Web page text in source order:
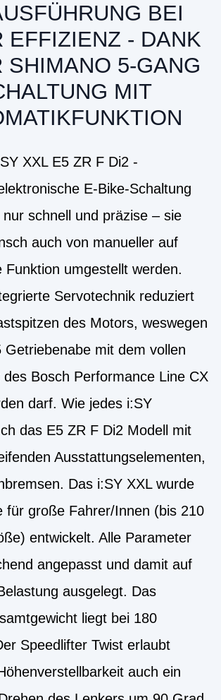
BEI
EFFIZIENZ - DANK
SHIMANO 5-GANG
MIT
XXL E5 ZR F Di2 -
E-Bike-Schaltung
schnell und präzise – sie
auch von manueller auf
Funktion umgestellt werden.
Servotechnik reduziert
des Motors, weswegen
Getriebenabe mit dem vollen
Bosch Performance Line CX
darf. Wie jedes i:SY
das E5 ZR F Di2 Modell mit
Ausstattungselementen,
Das i:SY XXL wurde
für große Fahrer/Innen (bis 210
entwickelt. Alle Parameter
angepasst und damit auf
ausgelegt. Das
liegt bei 180
Speedlifter Twist erlaubt
auch ein